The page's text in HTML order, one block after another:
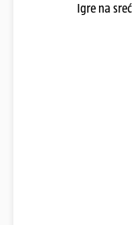
Igre na